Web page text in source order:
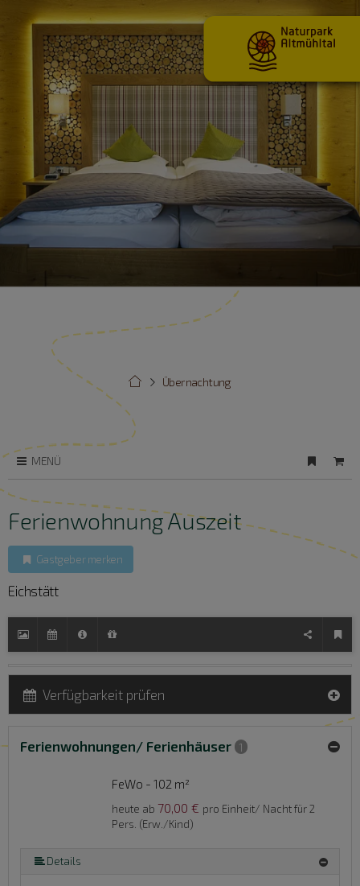
Übernachtung
MENÜ
Ferienwohnung Auszeit
Gastgeber merken
Eichstätt
Verfügbarkeit prüfen
Ferienwohnungen/ Ferienhäuser 1
FeWo - 102 m²
heute ab 70,00 € pro Einheit/ Nacht für 2
Pers. (Erw./Kind)
Details